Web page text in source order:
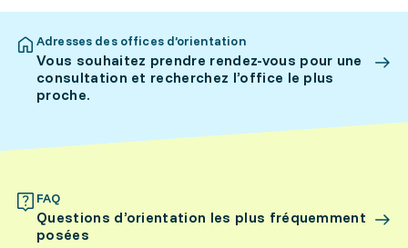
Adresses des offices d’orientation
Vous souhaitez prendre rendez-vous pour une
consultation et recherchez l’office le plus
proche.
FAQ
Questions d’orientation les plus fréquemment
posées